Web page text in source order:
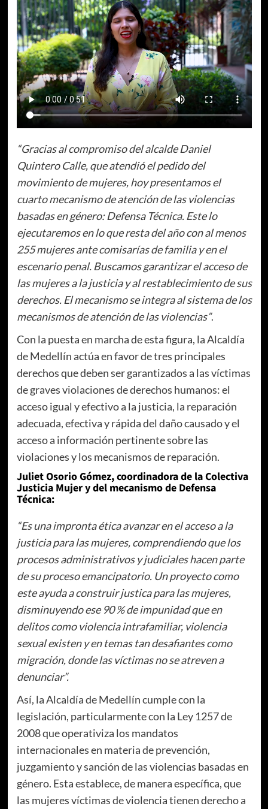
“Gracias al compromiso del alcalde Daniel
Quintero Calle, que atendió el pedido del
movimiento de mujeres, hoy presentamos el
cuarto mecanismo de atención de las violencias
basadas en género: Defensa Técnica. Este lo
ejecutaremos en lo que resta del año con al menos
255 mujeres ante comisarías de familia y en el
escenario penal. Buscamos garantizar el acceso de
las mujeres a la justicia y al restablecimiento de sus
derechos. El mecanismo se integra al sistema de los
mecanismos de atención de las violencias”.
Con la puesta en marcha de esta figura, la Alcaldía
de Medellín actúa en favor de tres principales
derechos que deben ser garantizados a las víctimas
de graves violaciones de derechos humanos: el
acceso igual y efectivo a la justicia, la reparación
adecuada, efectiva y rápida del daño causado y el
acceso a información pertinente sobre las
violaciones y los mecanismos de reparación.
Juliet Osorio Gómez, coordinadora de la Colectiva
Justicia Mujer y del mecanismo de Defensa
Técnica:
“Es una impronta ética avanzar en el acceso a la
justicia para las mujeres, comprendiendo que los
procesos administrativos y judiciales hacen parte
de su proceso emancipatorio. Un proyecto como
este ayuda a construir justica para las mujeres,
disminuyendo ese 90 % de impunidad que en
delitos como violencia intrafamiliar, violencia
sexual existen y en temas tan desafiantes como
migración, donde las víctimas no se atreven a
denunciar”.
Así, la Alcaldía de Medellín cumple con la
legislación, particularmente con la Ley 1257 de
2008 que operativiza los mandatos
internacionales en materia de prevención,
juzgamiento y sanción de las violencias basadas en
género. Esta establece, de manera específica, que
las mujeres víctimas de violencia tienen derecho a